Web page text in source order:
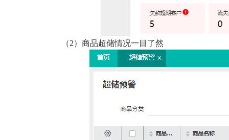
（2）商品超储情况一目了然